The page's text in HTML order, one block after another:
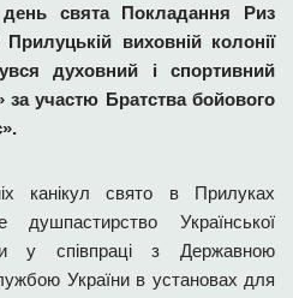
свята Покладання Риз
виховній колонії
духовний і спортивний
за участю Братства бойового
канікул свято в Прилуках
душпастирство Української
у співпраці з Державною
України в установах для